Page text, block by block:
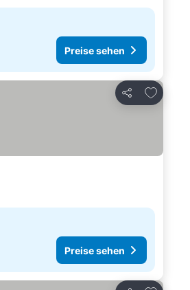
Preise sehen
Teilen
Zu
Preise sehen